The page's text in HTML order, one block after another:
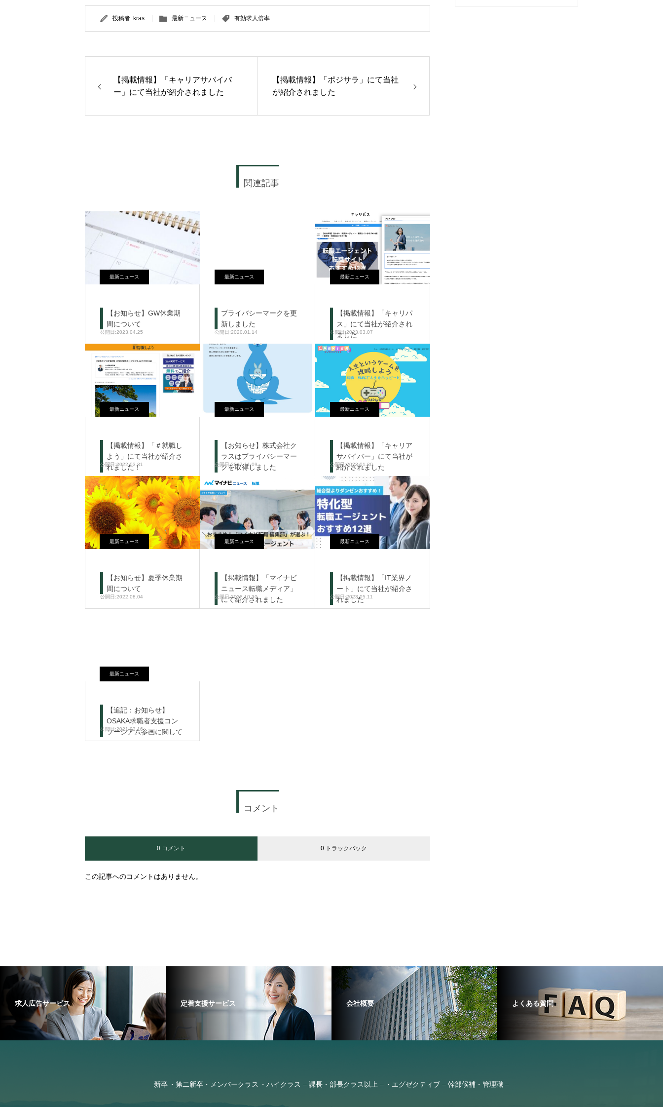
投稿者: kras 最新ニュース 有効求人倍率
【掲載情報】「キャリアサバイバ
ー」にて当社が紹介されました
【掲載情報】「ポジサラ」にて当社
が紹介されました
関連記事
最新ニュース
【お知らせ】GW休業期
間について
2023.04.25
最新ニュース
プライバシーマークを更
新しました
2020.01.14
最新ニュース
【掲載情報】「キャリパ
ス」にて当社が紹介され
ました2023.03.07
最新ニュース
【掲載情報】「＃就職し
よう」にて当社が紹介さ
れました！
2022.03.31
最新ニュース
【お知らせ】株式会社ク
ラスはプライバシーマー
クを取得しました
2017.11.09
最新ニュース
【掲載情報】「キャリア
サバイバー」にて当社が
紹介されました
2023.01.30
最新ニュース
【お知らせ】夏季休業期
間について
2022.08.04
最新ニュース
【掲載情報】「マイナビ
ニュース転職メディア」
にて紹介されました
2023.10.30
最新ニュース
【掲載情報】「IT業界ノ
ート」にて当社が紹介さ
れました
2023.05.11
最新ニュース
【追記：お知らせ】
OSAKA求職者支援コン
ソーシアム参画に関して
2021.03.16
コメント
0 コメント 0 トラックバック
この記事へのコメントはありません。
求人広告サービス 定着支援サービス 会社概要 よくある質問
新卒 第二新卒・メンバークラス ハイクラス – 課長・部長クラス以上 – エグゼクティブ – 幹部候補・管理職 –